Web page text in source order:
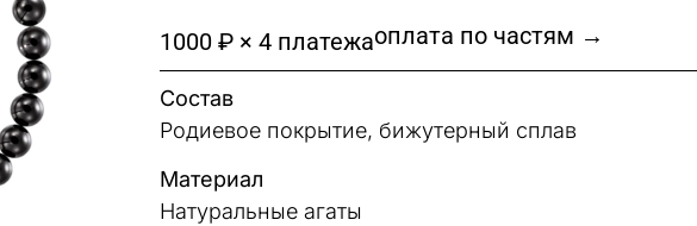
1000 ₽ × 4 платежаоплата по частям →
Состав
Родиевое покрытие, бижутерный сплав
Материал
Натуральные агаты